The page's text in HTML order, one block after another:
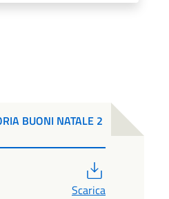
BUONI NATALE 2
Scarica